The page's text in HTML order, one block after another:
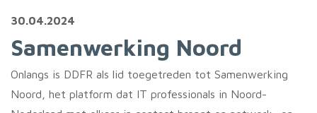
30.04.2024
Samenwerking Noord
Onlangs is DDFR als lid toegetreden tot Samenwerking
Noord, het platform dat IT professionals in Noord-